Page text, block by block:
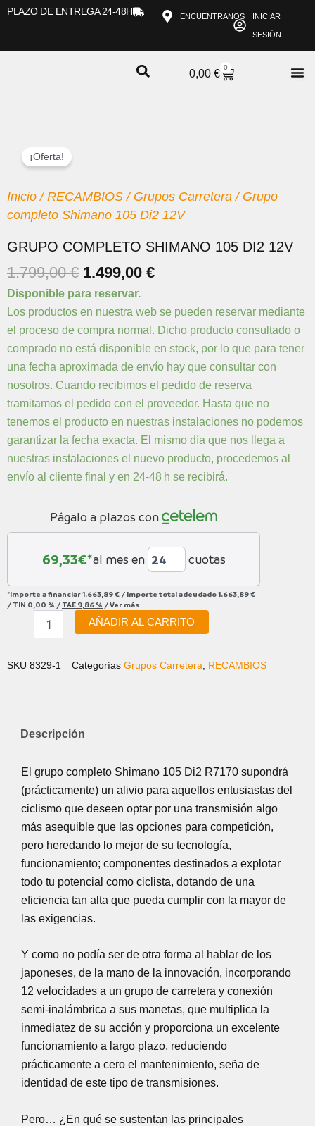
PLAZO DE ENTREGA 24-48H ENCUENTRANOS INICIAR
SESIÓN
0,00€
0
CARRITO
¡Oferta!
Inicio /RECAMBIOS / Grupos Carretera / Grupo
completo Shimano 105 Di2 12V
GRUPO COMPLETO SHIMANO 105 DI2 12V
1.799,00€ EL
PRECIO
ORIGINAL
ERA:
1.799,00 €.
1.499,00 €EL
ACTUAL
ES:
1.499,00 €.
Disponible para reservar.
Los productos en nuestra web se pueden reservar mediante
el proceso de compra normal. Dicho producto consultado o
comprado no está disponible en stock, por lo que para tener
una fecha aproximada de envío hay que consultar con
nosotros. Cuando recibimos el pedido de reserva
tramitamos el pedido con el proveedor. Hasta que no
tenemos el producto en nuestras instalaciones no podemos
garantizar la fecha exacta. El mismo día que nos llega a
nuestras instalaciones el nuevo producto, procedemos al
envío al cliente final y en 24-48 h se recibirá.
Págalo a plazos con
69,33€*al mes en cuotas
*Importe a financiar1.663,89 € / Importe total adeudado1.663,89 €
/ TIN 0,00 % / TAE 9,86 % /Ver más
Grupo
completo
Shimano
105
Di2
12V
AÑADIR AL CARRITO
SKU 8329-1 Categorías Grupos Carretera RECAMBIOS
Descripción
El grupo completo Shimano 105 Di2 R7170 supondrá
(prácticamente) un alivio para aquellos entusiastas del
ciclismo que deseen optar por una transmisión algo
más asequible que las opciones para competición,
pero heredando lo mejor de su tecnología,
funcionamiento; componentes destinados a explotar
todo tu potencial como ciclista, dotando de una
eficiencia tan alta que pueda cumplir con la mayor de
las exigencias.
Y como no podía ser de otra forma al hablar de los
japoneses, de la mano de la innovación, incorporando
12 velocidades a un grupo de carretera y conexión
semi-inalámbrica a sus manetas, que multiplica la
inmediatez de su acción y proporciona un excelente
funcionamiento a largo plazo, reduciendo
prácticamente a cero el mantenimiento, seña de
identidad de este tipo de transmisiones.
Pero… ¿En qué se sustentan las principales